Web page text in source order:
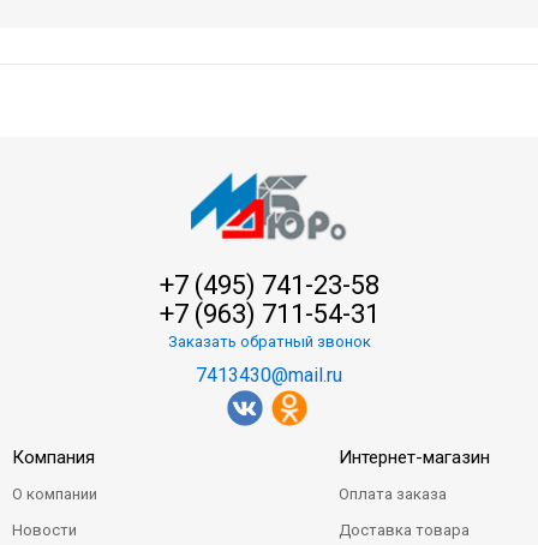
+7 (495) 741-23-58
+7 (963) 711-54-31
Заказать обратный звонок
7413430@mail.ru
Компания
О компании
Новости
Интернет-магазин
Оплата заказа
Доставка товара